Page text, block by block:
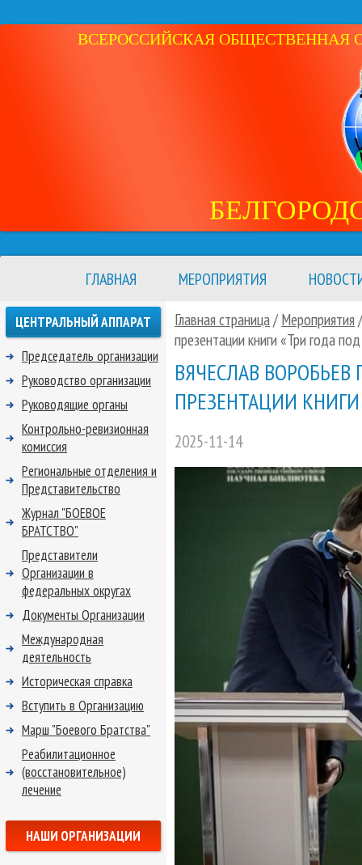
ВСЕРОССИЙСКАЯ ОБЩЕСТВЕННАЯ
ГЛАВНАЯ МЕРОПРИЯТИЯ
Главная страница/ Мероприятия
презентации книги «Три года
ВЯЧЕСЛАВ
ПРЕЗЕНТАЦИИ
2025-11-14
ЦЕНТРАЛЬНЫЙ АППАРАТ
Председатель организации
Руководство организации
Руководящие органы
Контрольно-ревизионная
комиссия
Региональные отделения и
Представительство
Журнал "БОЕВОЕ
БРАТСТВО"
Представители
Организации в
федеральных округах
Документы Организации
Международная
деятельность
Историческая справка
Вступить в Организацию
Марш "Боевого Братства"
Реабилитационное
(восстановительное)
лечение
НАШИ ОРГАНИЗАЦИИ